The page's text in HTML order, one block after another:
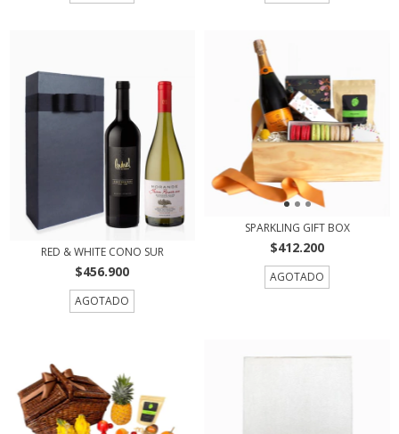
RED & WHITE CONO SUR
$456.900
AGOTADO
SPARKLING GIFT BOX
$412.200
AGOTADO